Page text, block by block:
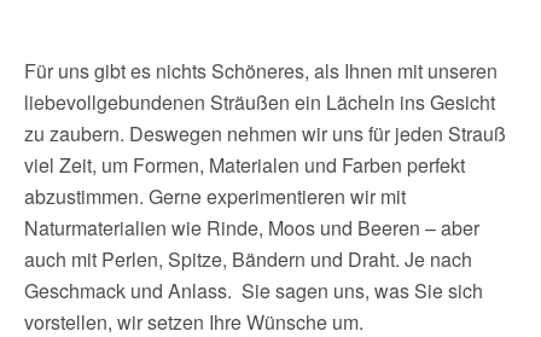
Für uns gibt es nichts Schöneres, als Ihnen mit unseren
liebevollgebundenen Sträußen ein Lächeln ins Gesicht
zu zaubern. Deswegen nehmen wir uns für jeden Strauß
viel Zeit, um Formen, Materialen und Farben perfekt
abzustimmen. Gerne experimentieren wir mit
Naturmaterialien wie Rinde, Moos und Beeren – aber
auch mit Perlen, Spitze, Bändern und Draht. Je nach
Geschmack und Anlass. Sie sagen uns, was Sie sich
vorstellen, wir setzen Ihre Wünsche um.